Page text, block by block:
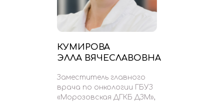
КУМИРОВА
ЭЛЛА ВЯЧЕСЛАВОВНА
Заместитель главного
врача по онкологии ГБУЗ
«Морозовская ДГКБ ДЗМ»,